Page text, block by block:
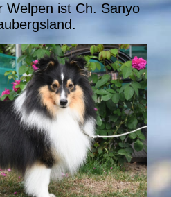
Welpen ist Ch. Sanyo